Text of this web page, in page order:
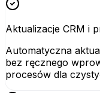
Aktualizacje CRM i
Automatyczna
bez ręcznego
procesów dla